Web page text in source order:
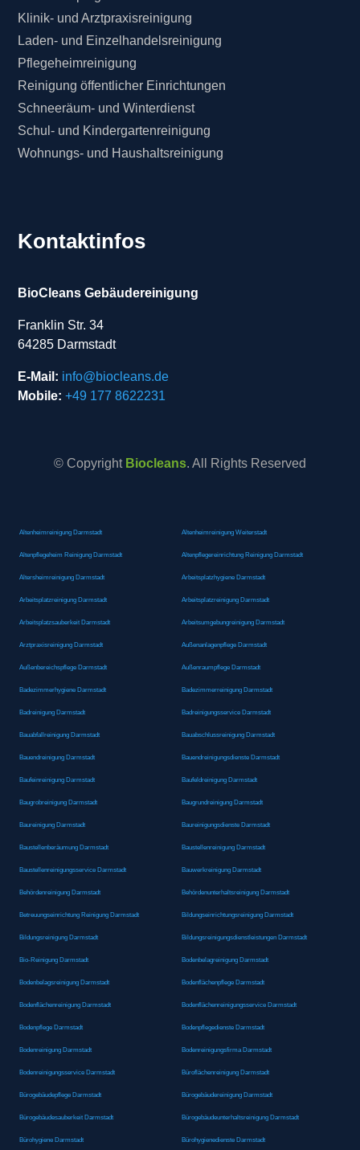
Klinik- und Arztpraxisreinigung
Laden- und Einzelhandelsreinigung
Pflegeheimreinigung
Reinigung öffentlicher Einrichtungen
Schneeräum- und Winterdienst
Schul- und Kindergartenreinigung
Wohnungs- und Haushaltsreinigung
Kontaktinfos
BioCleans Gebäudereinigung
Franklin Str. 34
64285 Darmstadt
E-Mail: info@biocleans.de
Mobile: +49 177 8622231
© Copyright Biocleans. All Rights Reserved
Altenheimreinigung Darmstadt Altenheimreinigung Weiterstadt
Altenpflegeheim Reinigung Darmstadt Altenpflegereinrichtung Reinigung Darmstadt
Altersheimreinigung Darmstadt Arbeitsplatzhygiene Darmstadt
Arbeitsplatzreinigung Darmstadt Arbeitsplatzreinigung Darmstadt
Arbeitsplatzsauberkeit Darmstadt Arbeitsumgebungreinigung Darmstadt
Arztpraxisreinigung Darmstadt Außenanlagenpflege Darmstadt
Außenbereichspflege Darmstadt Außenraumpflege Darmstadt
Badezimmerhygiene Darmstadt Badezimmerreinigung Darmstadt
Badreinigung Darmstadt Badreinigungsservice Darmstadt
Bauabfallreinigung Darmstadt Bauabschlussreinigung Darmstadt
Bauendreinigung Darmstadt Bauendreinigungsdienste Darmstadt
Baufeinreinigung Darmstadt Baufeldreinigung Darmstadt
Baugrobreinigung Darmstadt Baugrundreinigung Darmstadt
Baureinigung Darmstadt Baureinigungsdienste Darmstadt
Baustellenberäumung Darmstadt Baustellenreinigung Darmstadt
Baustellenreinigungsservice Darmstadt Bauwerkreinigung Darmstadt
Behördenreinigung Darmstadt Behördenunterhaltsreinigung Darmstadt
Betreuungseinrichtung Reinigung Darmstadt Bildungseinrichtungsreinigung Darmstadt
Bildungsreinigung Darmstadt Bildungsreinigungsdienstleistungen Darmstadt
Bio-Reinigung Darmstadt Bodenbelagreinigung Darmstadt
Bodenbelagsreinigung Darmstadt Bodenflächenpflege Darmstadt
Bodenflächenreinigung Darmstadt Bodenflächenreinigungsservice Darmstadt
Bodenpflege Darmstadt Bodenpflegedienste Darmstadt
Bodenreinigung Darmstadt Bodenreinigungsfirma Darmstadt
Bodenreinigungsservice Darmstadt Büroflächenreinigung Darmstadt
Bürogebäudepflege Darmstadt Bürogebäudereinigung Darmstadt
Bürogebäudesauberkeit Darmstadt Bürogebäudeunterhaltsreinigung Darmstadt
Bürohygiene Darmstadt Bürohygienedienste Darmstadt